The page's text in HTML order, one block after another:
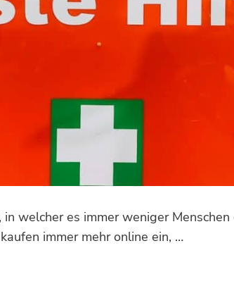
welcher es immer weniger
immer mehr online ein, …